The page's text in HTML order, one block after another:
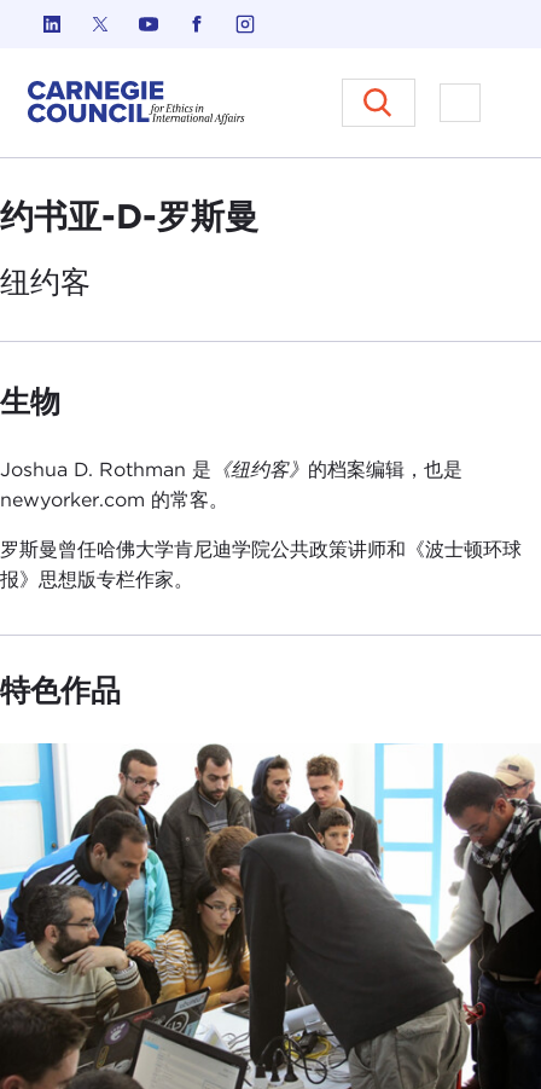
跳至内容
Carnegie Council 国际事务中的
打开菜单
约书亚-D-罗斯曼
纽约客
生物
Joshua D. Rothman 是 《纽约客》 的档案编辑，也是
newyorker.com 的常客。
罗斯曼曾任哈佛大学肯尼迪学院公共政策讲师和《波士顿环球
报》思想版专栏作家。
特色作品